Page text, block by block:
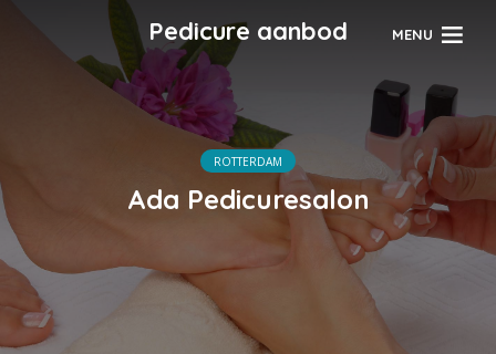
Pedicure aanbod MENU
ROTTERDAM
Ada Pedicuresalon